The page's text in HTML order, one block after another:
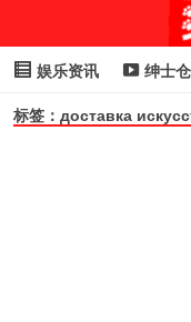
娱乐资讯 绅士
浮力GIF 明星头条
标签：доставка